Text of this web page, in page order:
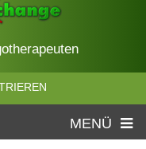
MENÜ